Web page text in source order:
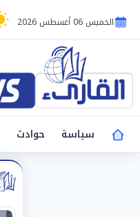
الخميس 06 أغسطس 2026
سياسة
حوادث